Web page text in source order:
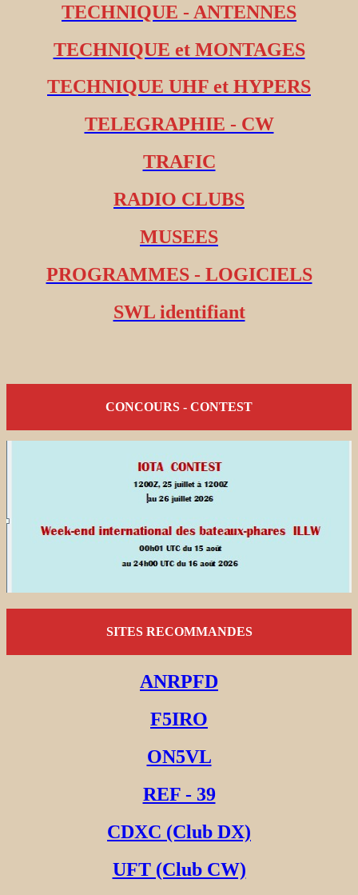
TECHNIQUE - ANTENNES
TECHNIQUE et MONTAGES
TECHNIQUE UHF et HYPERS
TELEGRAPHIE - CW
TRAFIC
RADIO CLUBS
MUSEES
PROGRAMMES - LOGICIELS
SWL identifiant
CONCOURS - CONTEST
SITES RECOMMANDES
ANRPFD
F5IRO
ON5VL
REF - 39
CDXC (Club DX)
UFT (Club CW)